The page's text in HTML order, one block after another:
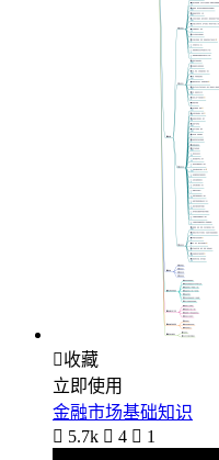
收藏
立即使用
金融市场基础知识
 5.7k  4  1